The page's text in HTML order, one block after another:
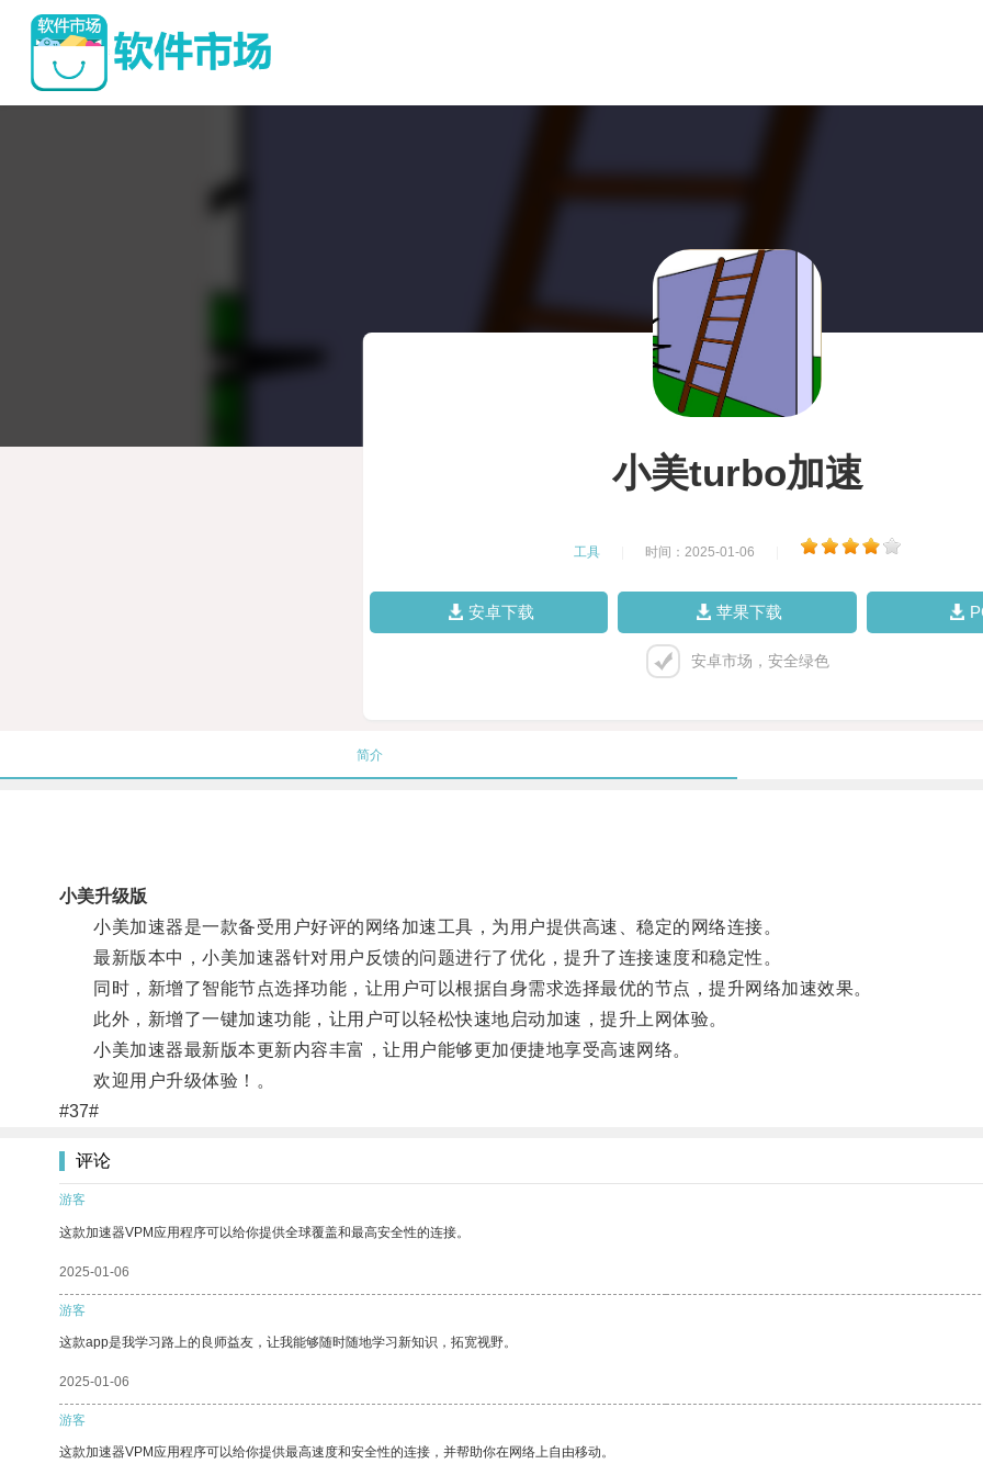
小美turbo加速
工具 时间：2025-01-06
安卓下载 苹果下载
安卓市场，安全绿色
简介
小美升级版
小美加速器是一款备受用户好评的网络加速工具，为用户提供高速、稳定的网络连接。
最新版本中，小美加速器针对用户反馈的问题进行了优化，提升了连接速度和稳定性。
同时，新增了智能节点选择功能，让用户可以根据自身需求选择最优的节点，提升网络加速效果。
此外，新增了一键加速功能，让用户可以轻松快速地启动加速，提升上网体验。
小美加速器最新版本更新内容丰富，让用户能够更加便捷地享受高速网络。
欢迎用户升级体验！。
#37#
评论
游客
这款加速器VPM应用程序可以给你提供全球覆盖和最高安全性的连接。
2025-01-06
游客
这款app是我学习路上的良师益友，让我能够随时随地学习新知识，拓宽视野。
2025-01-06
游客
这款加速器VPM应用程序可以给你提供最高速度和安全性的连接，并帮助你在网络上自由移动。